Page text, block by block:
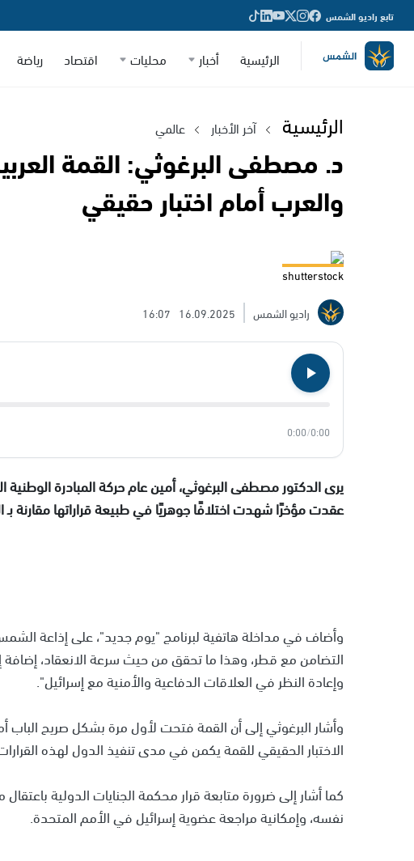
تابع راديو الشمس
الرئيسية أخبار محليات اقتصاد رياضة
الرئيسية آخر الأخبار عالمي
د. مصطفى البرغوثي: القمة
والعرب أمام اختبار حقيقي
shutterstock
راديو الشمس
16.09.2025
16:07
0:00
/
0:00
يرى الدكتور مصطفى البرغوثي، أمين عام حركة المبادرة الوطنية
عقدت مؤخرًا شهدت اختلافًا جوهريًا في طبيعة قراراتها مقارنة بـ
وأضاف في مداخلة هاتفية لبرنامج "يوم جديد"، على إذاعة
التضامن مع قطر، وهذا ما تحقق من حيث سرعة الانعقاد،
وإعادة النظر في العلاقات الدفاعية والأمنية مع إسرائيل".
وأشار البرغوثي إلى أن القمة فتحت لأول مرة بشكل صريح
الاختبار الحقيقي للقمة يكمن في مدى تنفيذ الدول لهذه
كما أشار إلى ضرورة متابعة قرار محكمة الجنايات الدولية
نفسه، وإمكانية مراجعة عضوية إسرائيل في الأمم المتحدة.